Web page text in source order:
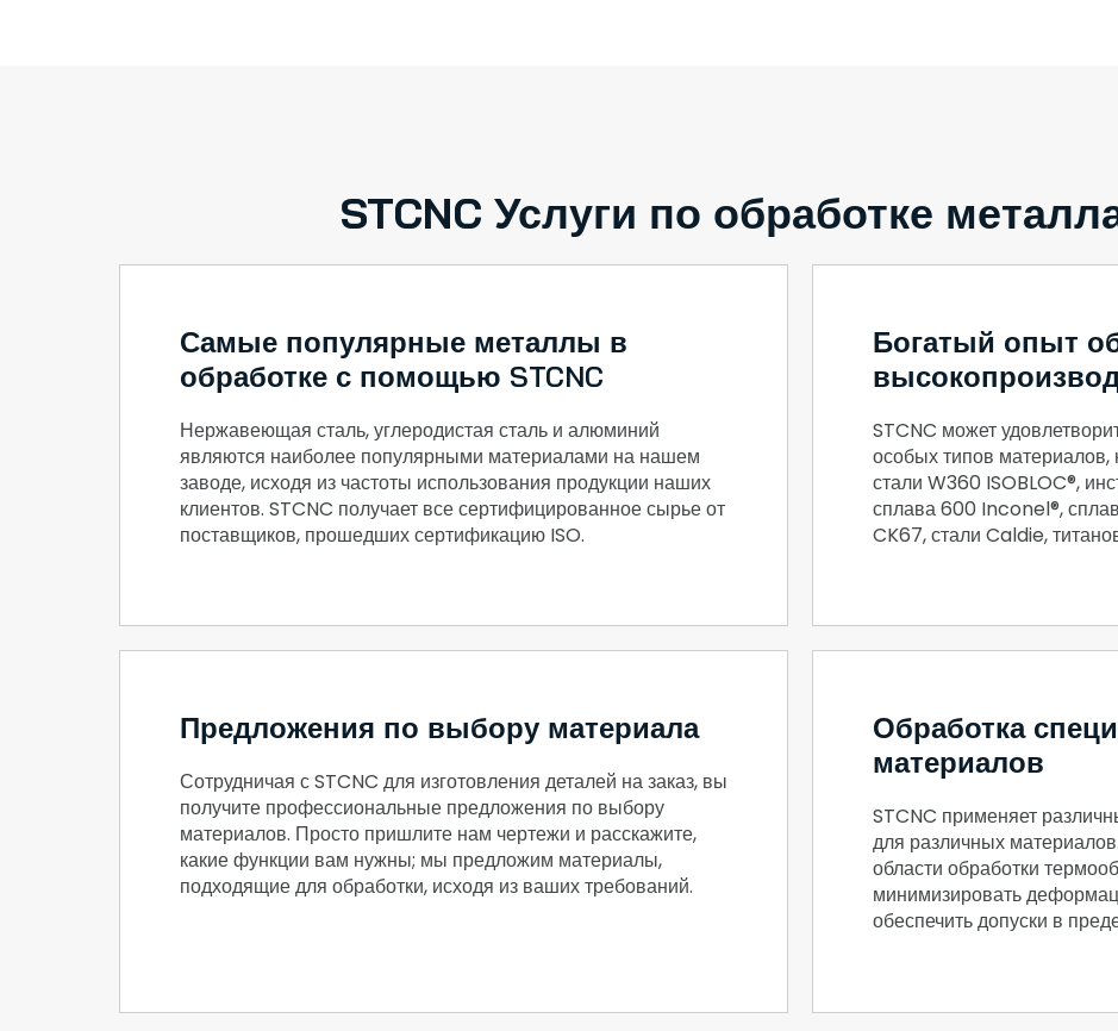
STCNC Услуги по обработке
Самые популярные металлы в
обработке с помощью STCNC
Нержавеющая сталь, углеродистая сталь и алюминий
являются наиболее популярными материалами на нашем
заводе, исходя из частоты использования продукции наших
клиентов. STCNC получает все сертифицированное сырье от
поставщиков, прошедших сертификацию ISO.
Богатый опыт
STCNC может
особых типов
стали W360 ISOBLOC®,
сплава 600 Inconel®,
CK67, стали Caldie,
Предложения по выбору материала
Сотрудничая с STCNC для изготовления деталей на заказ, вы
получите профессиональные предложения по выбору
материалов. Просто пришлите нам чертежи и расскажите,
какие функции вам нужны; мы предложим материалы,
подходящие для обработки, исходя из ваших требований.
Обработка
материалов
STCNC применяет
для различных
области обработки
минимизировать
обеспечить допуски в